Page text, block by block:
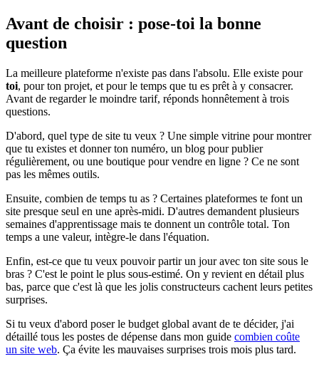
Avant de choisir : pose-toi la bonne
question
La meilleure plateforme n'existe pas dans l'absolu. Elle existe pour
toi, pour ton projet, et pour le temps que tu es prêt à y consacrer.
Avant de regarder le moindre tarif, réponds honnêtement à trois
questions.
D'abord, quel type de site tu veux ? Une simple vitrine pour montrer
que tu existes et donner ton numéro, un blog pour publier
régulièrement, ou une boutique pour vendre en ligne ? Ce ne sont
pas les mêmes outils.
Ensuite, combien de temps tu as ? Certaines plateformes te font un
site presque seul en une après-midi. D'autres demandent plusieurs
semaines d'apprentissage mais te donnent un contrôle total. Ton
temps a une valeur, intègre-le dans l'équation.
Enfin, est-ce que tu veux pouvoir partir un jour avec ton site sous le
bras ? C'est le point le plus sous-estimé. On y revient en détail plus
bas, parce que c'est là que les jolis constructeurs cachent leurs petites
surprises.
Si tu veux d'abord poser le budget global avant de te décider, j'ai
détaillé tous les postes de dépense dans mon guide combien coûte
un site web. Ça évite les mauvaises surprises trois mois plus tard.